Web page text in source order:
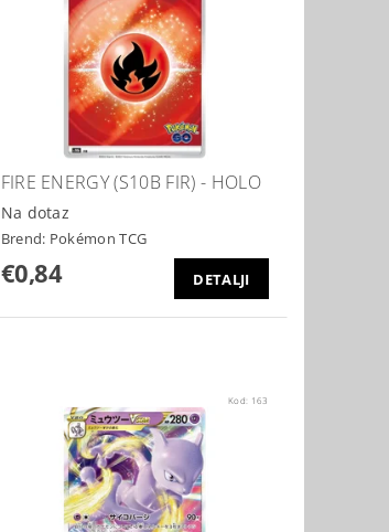
FIRE ENERGY (S10B FIR) - HOLO
Na dotaz
Brend: Pokémon TCG
€0,84 DETALJI
Kod: 163